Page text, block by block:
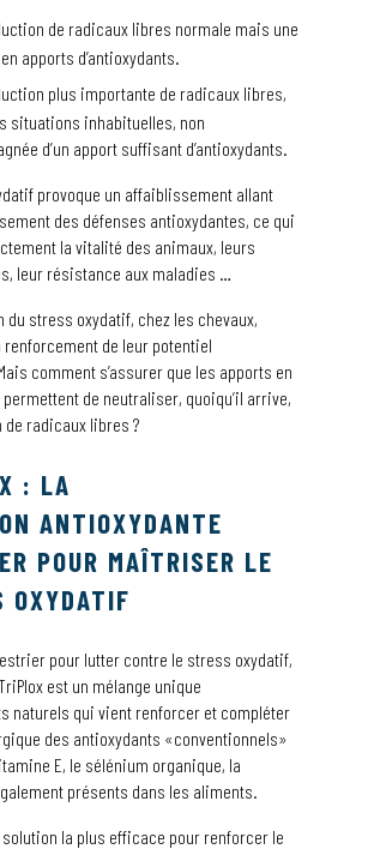
de radicaux libres normale mais une
apports d’antioxydants.
plus importante de radicaux libres,
situations inhabituelles, non
d’un apport suffisant d’antioxydants.
provoque un affaiblissement allant
des défenses antioxydantes, ce qui
la vitalité des animaux, leurs
leur résistance aux maladies …
du stress oxydatif, chez les chevaux,
renforcement de leur potentiel
comment s’assurer que les apports en
de neutraliser, quoiqu’il arrive,
de radicaux libres ?
: LA
ANTIOXYDANTE
POUR MAÎTRISER LE
OXYDATIF
pour lutter contre le stress oxydatif,
est un mélange unique
naturels qui vient renforcer et compléter
des antioxydants «conventionnels»
E, le sélénium organique, la
présents dans les aliments.
solution la plus efficace pour renforcer le